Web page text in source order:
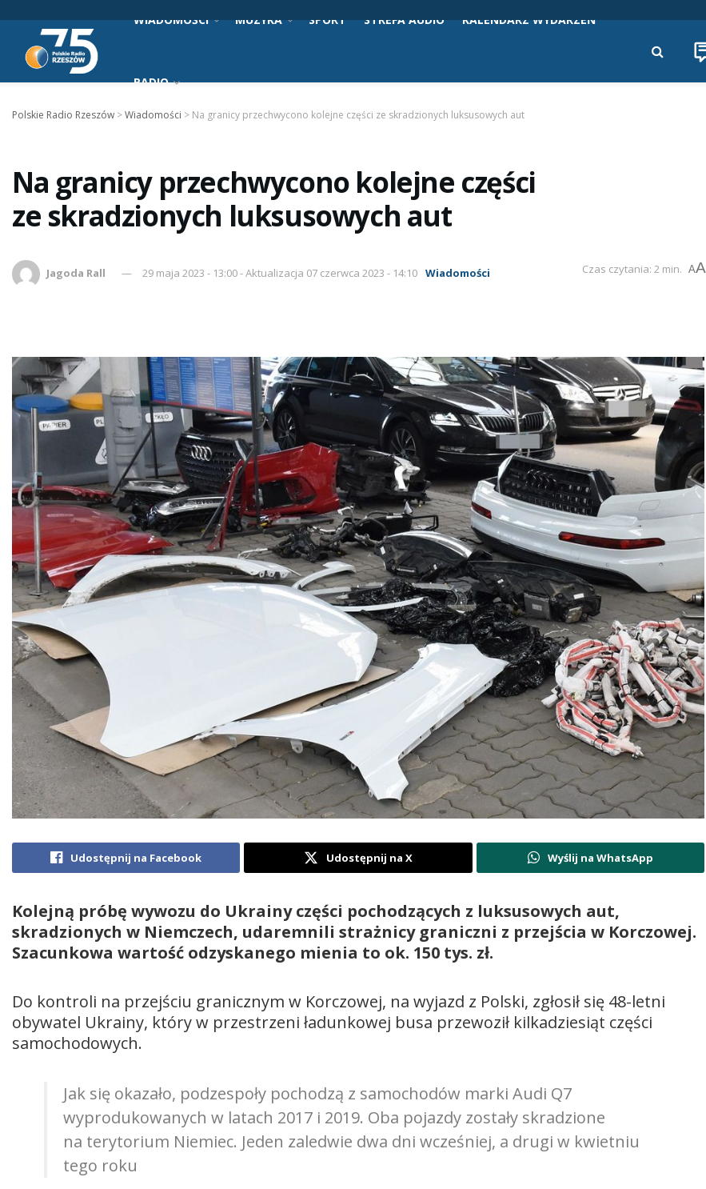
WIADOMOŚCI MUZYKA SPORT STREFA AUDIO KALENDARZ WYDARZEŃ
RADIO
Polskie Radio Rzeszów >Wiadomości > Na granicy przechwycono kolejne części ze skradzionych luksusowych aut
Na granicy przechwycono kolejne części
ze skradzionych luksusowych aut
Jagoda Rall 29 maja 2023 - 13:00 - Aktualizacja 07 czerwca 2023 - 14:10 Wiadomości Czas czytania: 2 min. AA
Udostępnij na Facebook Udostępnij na X Wyślij na WhatsApp
Kolejną próbę wywozu do Ukrainy części pochodzących z luksusowych aut,
skradzionych w Niemczech, udaremnili strażnicy graniczni z przejścia w Korczowej.
Szacunkowa wartość odzyskanego mienia to ok. 150 tys. zł.
Do kontroli na przejściu granicznym w Korczowej, na wyjazd z Polski, zgłosił się 48-letni
obywatel Ukrainy, który w przestrzeni ładunkowej busa przewoził kilkadziesiąt części
samochodowych.
Jak się okazało, podzespoły pochodzą z samochodów marki Audi Q7
wyprodukowanych w latach 2017 i 2019. Oba pojazdy zostały skradzione
na terytorium Niemiec. Jeden zaledwie dwa dni wcześniej, a drugi w kwietniu
tego roku